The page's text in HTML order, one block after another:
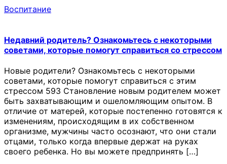
Воспитание
Недавний родитель? Ознакомьтесь с некоторыми
советами, которые помогут справиться со стрессом
Новые родители? Ознакомьтесь с некоторыми
советами, которые помогут справиться с этим
стрессом 593 Становление новым родителем может
быть захватывающим и ошеломляющим опытом. В
отличие от матерей, которые постепенно готовятся к
изменениям, происходящим в их собственном
организме, мужчины часто осознают, что они стали
отцами, только когда впервые держат на руках
своего ребенка. Но вы можете предпринять […]